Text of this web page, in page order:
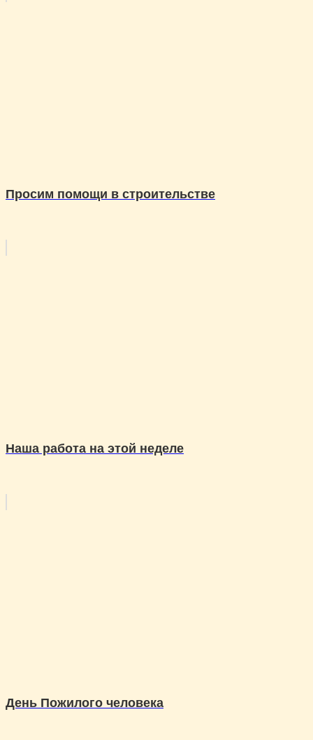
Просим помощи в строительстве
Наша работа на этой неделе
День Пожилого человека